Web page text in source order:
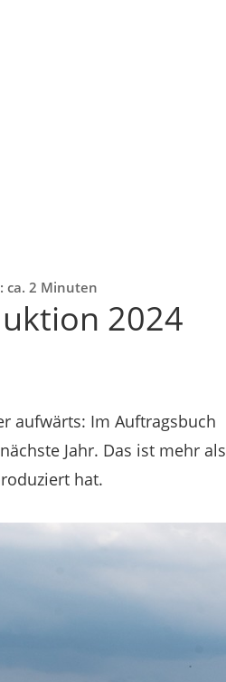
ca. 2 Minuten
2024
aufwärts: Im Auftragsbuch
Jahr. Das ist mehr als
hat.